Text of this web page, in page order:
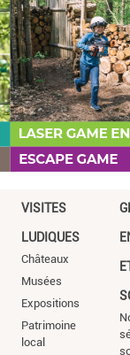
VISITES
LUDIQUES
Châteaux
Musées
Expositions
Patrimoine
local